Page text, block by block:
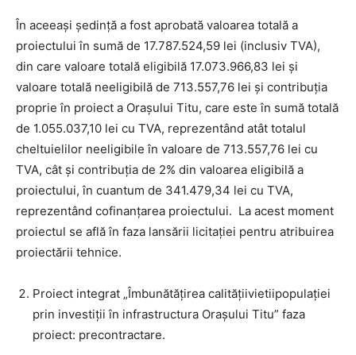
În aceeași ședință a fost aprobată valoarea totală a
proiectului în sumă de 17.787.524,59 lei (inclusiv TVA),
din care valoare totală eligibilă 17.073.966,83 lei și
valoare totală neeligibilă de 713.557,76 lei și contribuția
proprie în proiect a Orașului Titu, care este în sumă totală
de 1.055.037,10 lei cu TVA, reprezentând atât totalul
cheltuielilor neeligibile în valoare de 713.557,76 lei cu
TVA, cât și contribuția de 2% din valoarea eligibilă a
proiectului, în cuantum de 341.479,34 lei cu TVA,
reprezentând cofinanțarea proiectului. La acest moment
proiectul se află în faza lansării licitației pentru atribuirea
proiectării tehnice.
Proiect integrat „Îmbunătățirea calitățiivietiipopulației
prin investiții în infrastructura Orașului Titu” faza
proiect: precontractare.